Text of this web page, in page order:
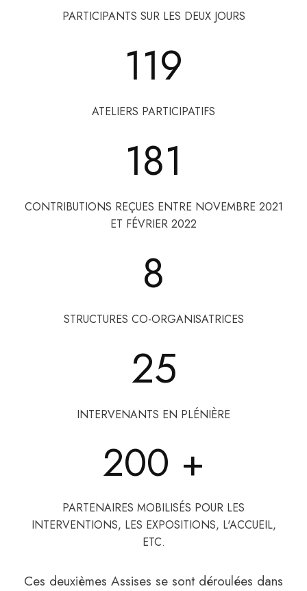
PARTICIPANTS SUR LES DEUX JOURS
119
ATELIERS PARTICIPATIFS
181
CONTRIBUTIONS REÇUES ENTRE NOVEMBRE 2021
ET FÉVRIER 2022
8
STRUCTURES CO-ORGANISATRICES
25
INTERVENANTS EN PLÉNIÈRE
200 +
PARTENAIRES MOBILISÉS POUR LES
INTERVENTIONS, LES EXPOSITIONS, L'ACCUEIL,
ETC.
Ces deuxièmes Assises se sont déroulées dans